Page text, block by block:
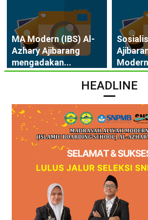
MA Modern (IBS) Al-
Azhary Ajibarang
mengadakan...
HEADLINE